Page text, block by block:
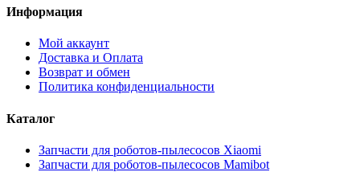
Информация
Мой аккаунт
Доставка и Оплата
Возврат и обмен
Политика конфиденциальности
Каталог
Запчасти для роботов-пылесосов Xiaomi
Запчасти для роботов-пылесосов Mamibot